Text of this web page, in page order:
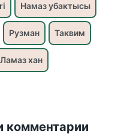
Намаз убактысы
Рузман Таквим
Ламаз хан
комментарии